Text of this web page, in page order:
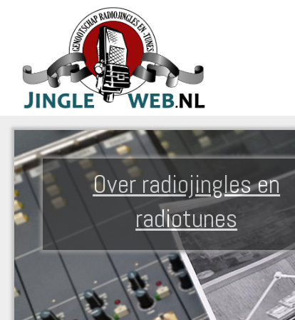
Over radiojingles en
radiotunes